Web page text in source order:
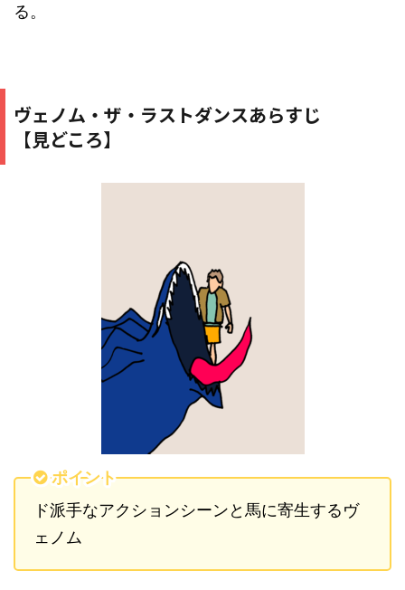
る。
ヴェノム・ザ・ラストダンスあらすじ
【見どころ】
ポイント
ド派手なアクションシーンと馬に寄生するヴ
ェノム